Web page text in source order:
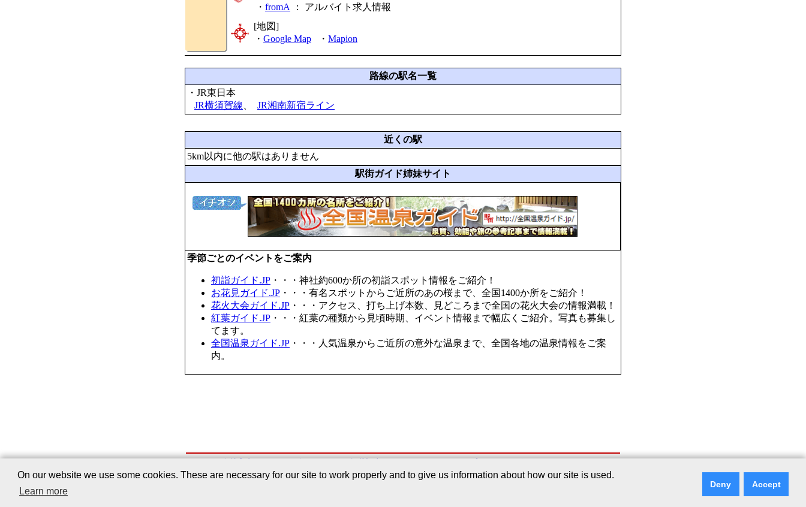
・ fromA ： アルバイト求人情報
[地図]
・ Google Map ・ Mapion
路線の駅名一覧
・JR東日本
JR横須賀線
JR湘南新宿ライン
近くの駅
5km以内に他の駅はありません
駅街ガイド姉妹サイト
季節ごとのイベントをご案内
初詣ガイド.JP ・・・神社約600か所の初詣スポット情報をご紹介！
お花見ガイド.JP ・・・有名スポットからご近所のあの桜まで、全国1400か所をご紹介！
花火大会ガイド.JP ・・・アクセス、打ち上げ本数、見どころまで全国の花火大会の情報満載！
紅葉ガイド.JP ・・・紅葉の種類から見頃時期、イベント情報まで幅広くご紹介。写真も募集し
てます。
全国温泉ガイド.JP ・・・人気温泉からご近所の意外な温泉まで、全国各地の温泉情報をご案
内。
ご意見・ご質問
On our website we use some cookies. These are necessary for our site to work properly and to give us information about how our site is used.
Learn more
Deny Accept